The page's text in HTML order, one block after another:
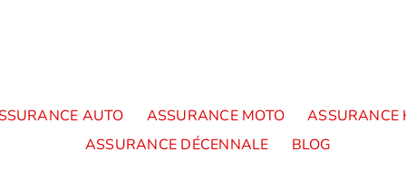
AUTO ASSURANCE MOTO
ASSURANCE
ASSURANCE DÉCENNALE
BLOG